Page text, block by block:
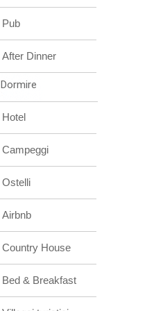
Pub
After Dinner
Dormire
Hotel
Campeggi
Ostelli
Airbnb
Country House
Bed & Breakfast